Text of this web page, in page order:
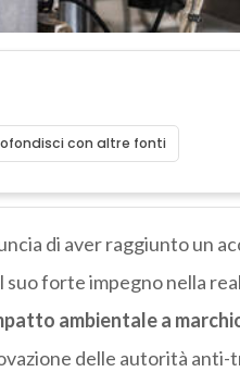
con altre fonti
di aver raggiunto un
forte impegno nella
ambientale a
delle autorità